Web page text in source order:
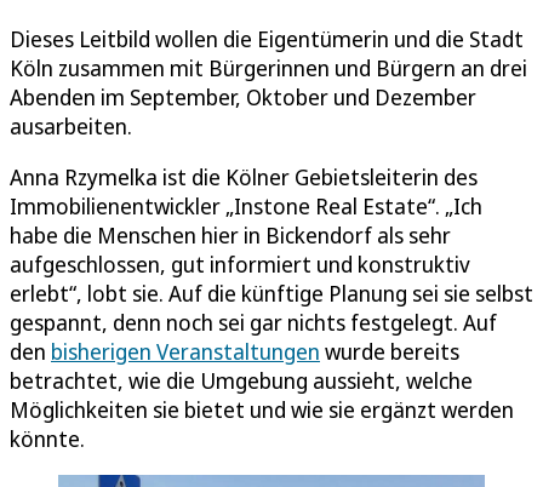
Dieses Leitbild wollen die Eigentümerin und die Stadt
Köln zusammen mit Bürgerinnen und Bürgern an drei
Abenden im September, Oktober und Dezember
ausarbeiten.
Anna Rzymelka ist die Kölner Gebietsleiterin des
Immobilienentwickler „Instone Real Estate“. „Ich
habe die Menschen hier in Bickendorf als sehr
aufgeschlossen, gut informiert und konstruktiv
erlebt“, lobt sie. Auf die künftige Planung sei sie selbst
gespannt, denn noch sei gar nichts festgelegt. Auf
den bisherigen Veranstaltungen wurde bereits
betrachtet, wie die Umgebung aussieht, welche
Möglichkeiten sie bietet und wie sie ergänzt werden
könnte.